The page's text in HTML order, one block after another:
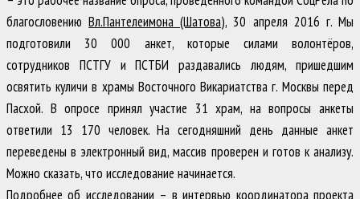
благословениюВл.Пантелеимона (Шатова), 30 апреля 2016 г. Мы
подготовили 30 000 анкет, которые силами волонтёров,
сотрудников ПСТГУ и ПСТБИ раздавались людям, пришедшим
освятить куличи в храмы Восточного Викариатства г. Москвы перед
Пасхой. В опросе принял участие 31 храм, на вопросы анкеты
ответили 13 170 человек. На сегодняшний день данные анкет
переведены в электронный вид, массив проверен и готов к анализу.
Можно сказать, что исследование начинается.
Подробнее об исследовании – винтервью координатора проекта